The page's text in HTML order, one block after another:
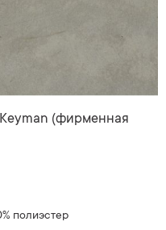
(фирменная
полиэстер